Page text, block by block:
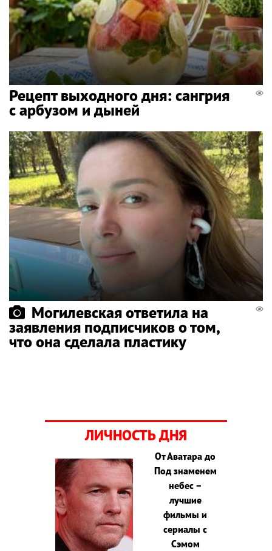
Рецепт выходного дня: сангрия
с арбузом и дыней
Могилевская ответила на
заявления подписчиков о том,
что она сделала пластику
ЛИЧНОСТЬ ДНЯ
От Аватара до
Под знаменем
небес –
лучшие
фильмы и
сериалы с
Сэмом